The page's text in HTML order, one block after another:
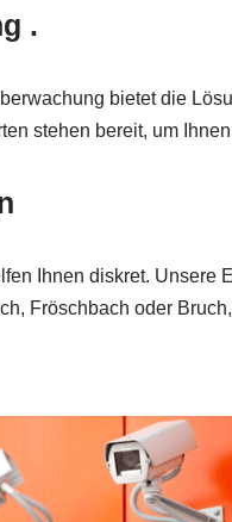
.
bietet die
stehen bereit, um
Ihnen diskret.
Fröschbach oder